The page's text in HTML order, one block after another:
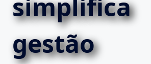
simplifica
gestão